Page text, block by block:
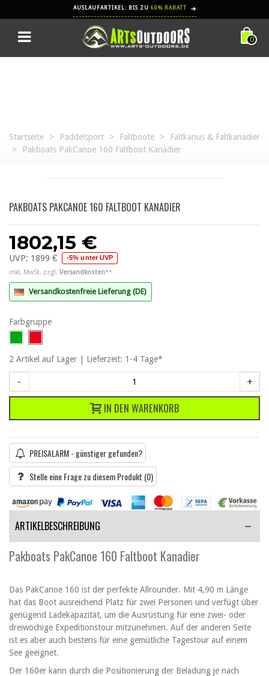
AUSLAUFARTIKEL: BIS ZU 60% RABATT ➔
0
Startseite > Paddelsport > Faltboote >
Faltkanus & Faltkanadier
>
Pakboats PakCanoe 160 Faltboot Kanadier
PAKBOATS PAKCANOE 160 FALTBOOT KANADIER
1802,15 €
UVP: 1899 € -5% unter UVP
inkl. MwSt. zzgl. Versandkosten**
Versandkostenfreie Lieferung (DE)
Farbgruppe
2 Artikel auf Lager | Lieferzeit: 1-4 Tage*
- +
IN DEN WARENKORB
PREISALARM - günstiger gefunden?
Stelle eine Frage zu diesem Produkt (0)
ARTIKELBESCHREIBUNG
Pakboats PakCanoe 160 Faltboot Kanadier
Das PakCanoe 160 ist der perfekte Allrounder. Mit 4,90 m Länge
hat das Boot ausreichend Platz für zwei Personen und verfügt über
genügend Ladekapazität, um die Ausrüstung für eine zwei- oder
dreiwöchige Expeditionstour mitzunehmen. Auf der anderen Seite
ist es aber auch bestens für eine gemütliche Tagestour auf einem
See geeignet.
Der 160er kann durch die Positionierung der Beladung je nach